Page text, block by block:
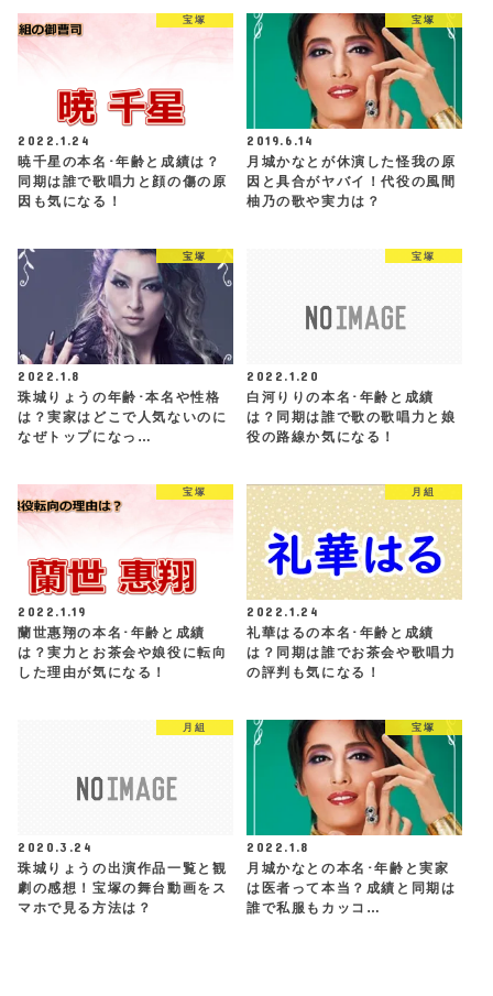
宝塚
2022.1.24
暁千星の本名･年齢と成績は？
同期は誰で歌唱力と顔の傷の原
因も気になる！
宝塚
2019.6.14
月城かなとが休演した怪我の原
因と具合がヤバイ！代役の風間
柚乃の歌や実力は？
宝塚
2022.1.8
珠城りょうの年齢･本名や性格
は？実家はどこで人気ないのに
なぜトップになっ…
宝塚
2022.1.20
白河りりの本名･年齢と成績
は？同期は誰で歌の歌唱力と娘
役の路線か気になる！
宝塚
2022.1.19
蘭世惠翔の本名･年齢と成績
は？実力とお茶会や娘役に転向
した理由が気になる！
月組
2022.1.24
礼華はるの本名･年齢と成績
は？同期は誰でお茶会や歌唱力
の評判も気になる！
月組
2020.3.24
珠城りょうの出演作品一覧と観
劇の感想！宝塚の舞台動画をス
マホで見る方法は？
宝塚
2022.1.8
月城かなとの本名･年齢と実家
は医者って本当？成績と同期は
誰で私服もカッコ…